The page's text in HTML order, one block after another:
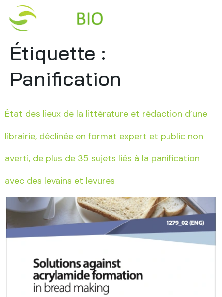
Étiquette :
Panification
État des lieux de la littérature et rédaction d’une
librairie, déclinée en format expert et public non
averti, de plus de 35 sujets liés à la panification
avec des levains et levures